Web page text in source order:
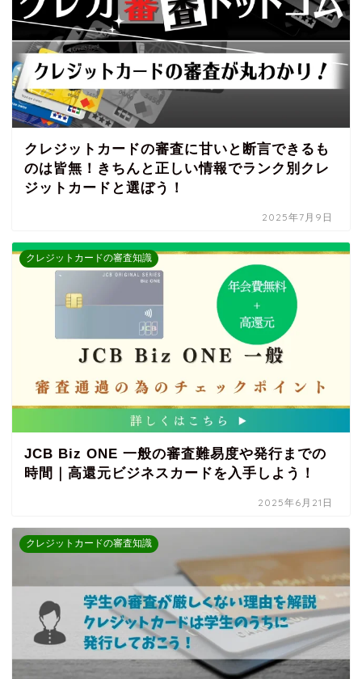
クレジットカードの審査に甘いと断言できるも
のは皆無！きちんと正しい情報でランク別クレ
ジットカードと選ぼう！
2025年7月9日
クレジットカードの審査知識
JCB Biz ONE 一般の審査難易度や発行までの
時間｜高還元ビジネスカードを入手しよう！
2025年6月21日
クレジットカードの審査知識